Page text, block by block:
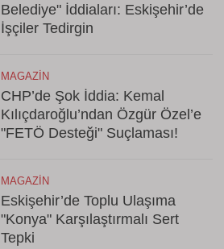
Belediye" İddiaları: Eskişehir’de
İşçiler Tedirgin
MAGAZIN
CHP’de Şok İddia: Kemal
Kılıçdaroğlu’ndan Özgür Özel’e
"FETÖ Desteği" Suçlaması!
MAGAZIN
Eskişehir’de Toplu Ulaşıma
"Konya" Karşılaştırmalı Sert
Tepki